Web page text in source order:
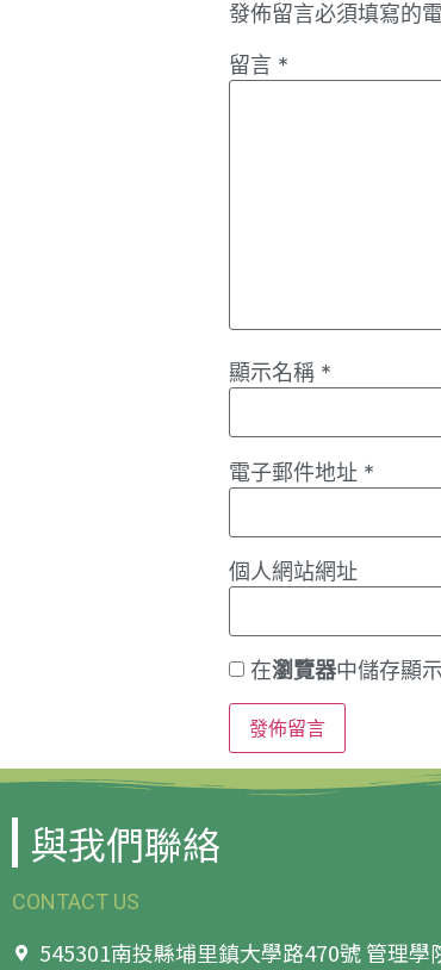
發佈留言必須填寫的
留言 *
顯示名稱 *
電子郵件地址 *
個人網站網址
在瀏覽器中儲存顯
與我們聯絡
CONTACT US
545301南投縣埔里鎮大學路470號 管理